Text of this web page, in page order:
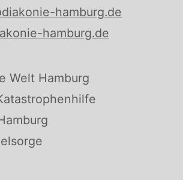
hamburg.de
hamburg.de
Welt Hamburg